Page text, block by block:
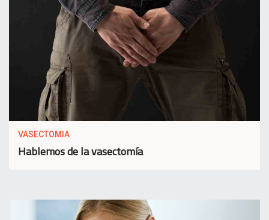
VASECTOMIA
Hablemos de la vasectomía